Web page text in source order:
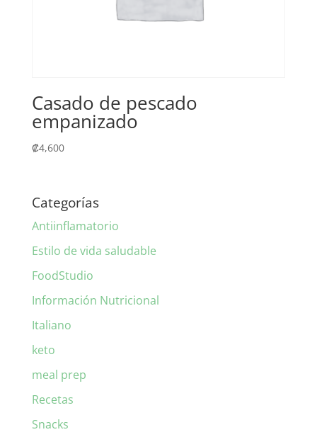
Casado de pescado
empanizado
₡4,600
Categorías
Antiinflamatorio
Estilo de vida saludable
FoodStudio
Información Nutricional
Italiano
keto
meal prep
Recetas
Snacks